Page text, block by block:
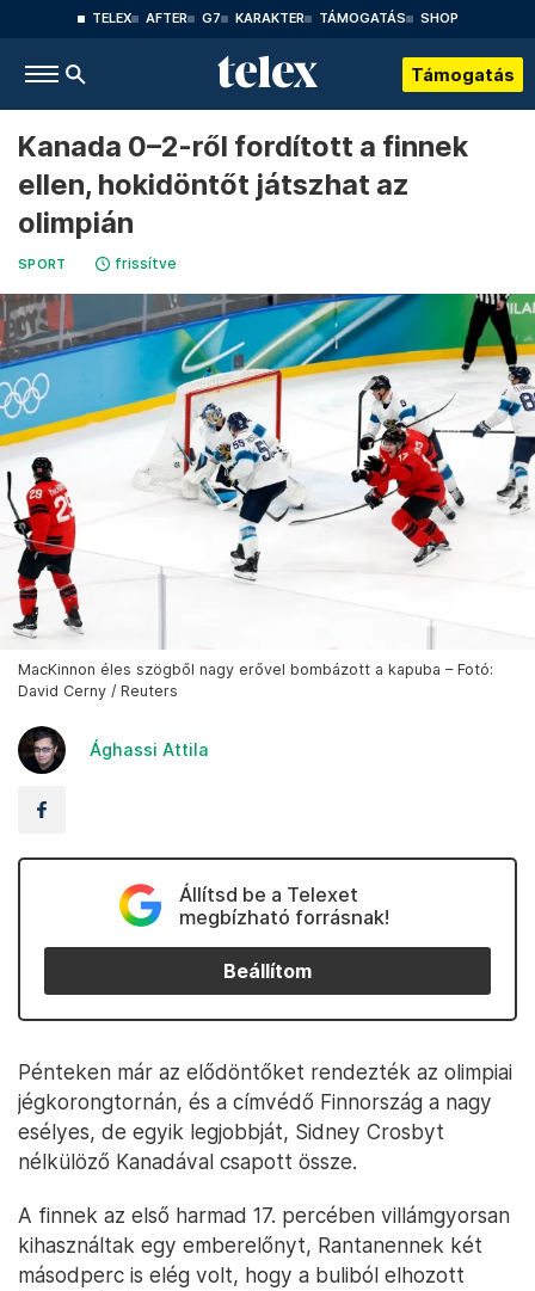
TELEX AFTER G7 KARAKTER TÁMOGATÁS SHOP
Támogatás
Kanada 0–2-ről fordított a finnek
ellen, hokidöntőt játszhat az
olimpián
SPORT frissítve
MacKinnon éles szögből nagy erővel bombázott a kapuba – Fotó:
David Cerny / Reuters
Ághassi Attila
Állítsd be a Telexet
megbízható forrásnak!
Beállítom
Pénteken már az elődöntőket rendezték az olimpiai
jégkorongtornán, és a címvédő Finnország a nagy
esélyes, de egyik legjobbját, Sidney Crosbyt
nélkülöző Kanadával csapott össze.
A finnek az első harmad 17. percében villámgyorsan
kihasználtak egy emberelőnyt, Rantanennek két
másodperc is elég volt, hogy a buliból elhozott